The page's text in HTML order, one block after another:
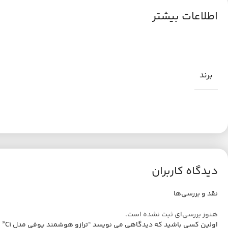
اطلاعات بیشتر
برند
دیدگاه کاربران
نقد و بررسی‌ها
هنوز بررسی‌ای ثبت نشده است.
اولین کسی باشید که دیدگاهی می نویسد “ترازو هوشمند یوفی مدل C1”